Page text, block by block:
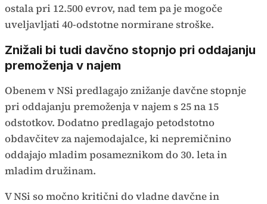
ostala pri 12.500 evrov, nad tem pa je mogoče
uveljavljati 40-odstotne normirane stroške.
Znižali bi tudi davčno stopnjo pri oddajanju
premoženja v najem
Obenem v NSi predlagajo znižanje davčne stopnje
pri oddajanju premoženja v najem s 25 na 15
odstotkov. Dodatno predlagajo petodstotno
obdavčitev za najemodajalce, ki nepremičnino
oddajajo mladim posameznikom do 30. leta in
mladim družinam.
V NSi so močno kritični do vladne davčne in